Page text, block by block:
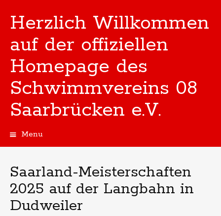
Herzlich Willkommen
auf der offiziellen
Homepage des
Schwimmvereins 08
Saarbrücken e.V.
Menu
Saarland-Meisterschaften
2025 auf der Langbahn in
Dudweiler